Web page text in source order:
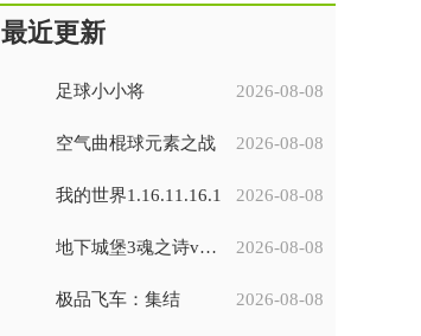
最近更新
足球小小将 2026-08-08
空气曲棍球元素之战 2026-08-08
我的世界1.16.11.16.1 2026-08-08
地下城堡3魂之诗v1.2.44 2026-08-08
极品飞车：集结 2026-08-08